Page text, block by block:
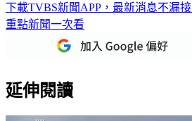
下載TVBS新聞APP，最新消息不漏接
重點新聞一次看
延伸閱讀